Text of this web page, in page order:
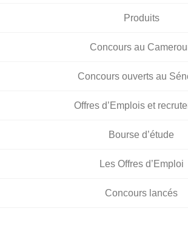
Produits
Concours au
Concours ouverts au
Offres d’Emplois et
Bourse d’étude
Les Offres d’Emploi
Concours lancés